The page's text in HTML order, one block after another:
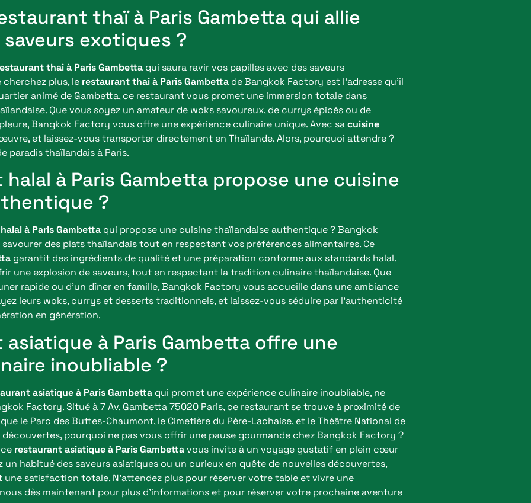
thaï à Paris Gambetta qui allie
exotiques ?
thai à Paris Gambetta qui saura ravir vos papilles avec des saveurs
plus, le restaurant thai à Paris Gambetta de Bangkok Factory est l’adresse qu’il
animé de Gambetta, ce restaurant vous promet une immersion totale dans
Que vous soyez un amateur de woks savoureux, de currys épicés ou de
Bangkok Factory vous offre une expérience culinaire unique. Avec sacuisine
et laissez-vous transporter directement en Thaïlande. Alors, pourquoi attendre ?
paradis thaïlandais à Paris.
à Paris Gambetta propose une cuisine
?
à Paris Gambetta qui propose une cuisine thaïlandaise authentique ? Bangkok
des plats thaïlandais tout en respectant vos préférences alimentaires. Ce
garantit des ingrédients de qualité et une préparation conforme aux standards halal.
une explosion de saveurs, tout en respectant la tradition culinaire thaïlandaise. Que
rapide ou d’un dîner en famille, Bangkok Factory vous accueille dans une ambiance
leurs woks, currys et desserts traditionnels, et laissez-vous séduire par l’authenticité
en génération.
à Paris Gambetta offre une
inoubliable ?
asiatique à Paris Gambetta qui promet une expérience culinaire inoubliable, ne
Factory. Situé à 7 Av. Gambetta 75020 Paris, ce restaurant se trouve à proximité de
le Parc des Buttes-Chaumont, le Cimetière du Père-Lachaise, et le Théâtre National de
découvertes, pourquoi ne pas vous offrir une pause gourmande chez Bangkok Factory ?
restaurant asiatique à Paris Gambettavous invite à un voyage gustatif en plein cœur
un habitué des saveurs asiatiques ou un curieux en quête de nouvelles découvertes,
satisfaction totale. N’attendez plus pour réserver votre table et vivre une
dès maintenant pour plus d’informations et pour réserver votre prochaine aventure